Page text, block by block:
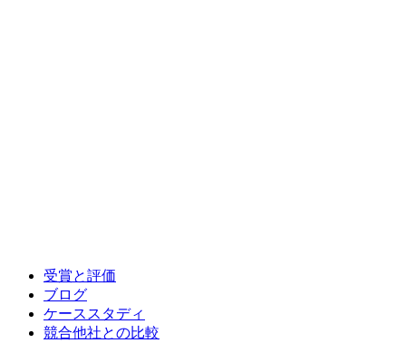
受賞と評価
ブログ
ケーススタディ
競合他社との比較